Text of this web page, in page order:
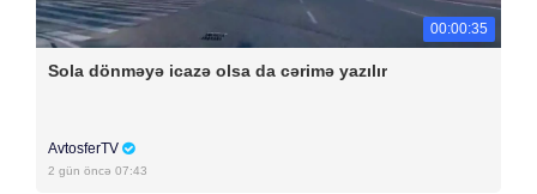
00:00:35
Sola dönməyə icazə olsa da cərimə yazılır
AvtosferTV
2 gün öncə 07:43